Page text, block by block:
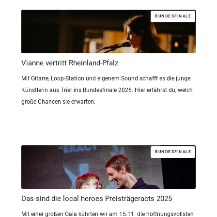
BUNDESFINALE
Vianne vertritt Rheinland-Pfalz
Mit Gitarre, Loop-Station und eigenem Sound schafft es die junge
Künstlerin aus Trier ins Bundesfinale 2026. Hier erfährst du, welch
große Chancen sie erwarten.
BUNDESFINALE
Das sind die local heroes Preisträgeracts 2025
Mit einer großen Gala kührten wir am 15.11. die hoffnungsvollsten